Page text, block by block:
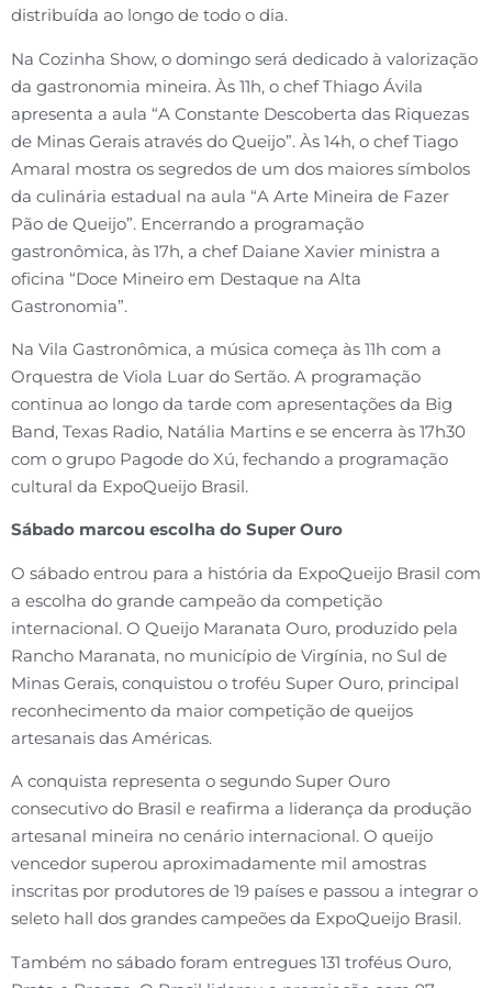
distribuída ao longo de todo o dia.
Na Cozinha Show, o domingo será dedicado à valorização
da gastronomia mineira. Às 11h, o chef Thiago Ávila
apresenta a aula “A Constante Descoberta das Riquezas
de Minas Gerais através do Queijo”. Às 14h, o chef Tiago
Amaral mostra os segredos de um dos maiores símbolos
da culinária estadual na aula “A Arte Mineira de Fazer
Pão de Queijo”. Encerrando a programação
gastronômica, às 17h, a chef Daiane Xavier ministra a
oficina “Doce Mineiro em Destaque na Alta
Gastronomia”.
Na Vila Gastronômica, a música começa às 11h com a
Orquestra de Viola Luar do Sertão. A programação
continua ao longo da tarde com apresentações da Big
Band, Texas Radio, Natália Martins e se encerra às 17h30
com o grupo Pagode do Xú, fechando a programação
cultural da ExpoQueijo Brasil.
Sábado marcou escolha do Super Ouro
O sábado entrou para a história da ExpoQueijo Brasil com
a escolha do grande campeão da competição
internacional. O Queijo Maranata Ouro, produzido pela
Rancho Maranata, no município de Virgínia, no Sul de
Minas Gerais, conquistou o troféu Super Ouro, principal
reconhecimento da maior competição de queijos
artesanais das Américas.
A conquista representa o segundo Super Ouro
consecutivo do Brasil e reafirma a liderança da produção
artesanal mineira no cenário internacional. O queijo
vencedor superou aproximadamente mil amostras
inscritas por produtores de 19 países e passou a integrar o
seleto hall dos grandes campeões da ExpoQueijo Brasil.
Também no sábado foram entregues 131 troféus Ouro,